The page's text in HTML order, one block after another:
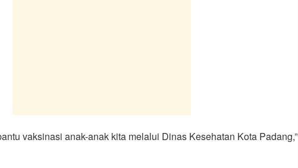
vaksinasi anak-anak kita melalui Dinas Kesehatan Kota Padang,”